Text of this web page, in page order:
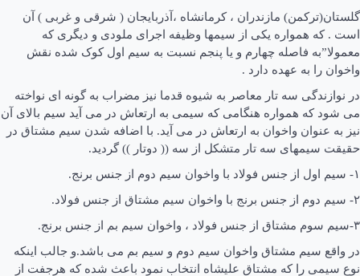
گلستان(ترکمن) مازندران ، کرمانشاه ،آذربایجان ( شرقی و غربی ) آن
است . که همواره یکی از سیمها وظیفه اجرای ملودی و دیگری که
معمولا”به فاصله چهارم و یا پنجم نسبت به سیم اول کوک شده نقش
واخوان را به عهده دارد .
در نوازندگی سه تار معاصر به شیوه قدما نیز مضراب به گونه ای نواخته
می شود که همواره هنگامی که سیمی به ارتعاش در می آید سیم بالای آن
نیز به عنوان واخوان به ارتعاش در می آید. با اضافه شدن سیم مشتاق در
حقیقت سیمهای سه تار متشکل از سه (( دوتار )) گردید.
۱- سیم اول از جنس فولاد با واخوان سیم دوم از جنس برنج.
۲- سیم دوم از جنس برنج با واخوان سیم مشتاق از جنس فولاد.
۳-سیم سوم مشتاق از جنس فولاد ، واخوان سیم بم از جنس برنج.
در واقع سیم مشتاق واخوان سیم دوم و سیم بم می باشد.و جالب اینکه
نوع سیمی را که مشتاق علیشاه انتخاب نمود باعث شده که هرجفت از